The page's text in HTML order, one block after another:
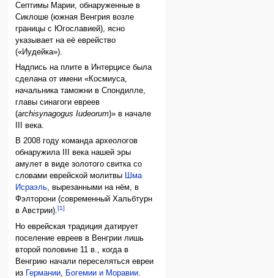
Септимы Марии, обнаруженные в
Сиклоше (южная Венгрия возле
границы с Югославией), ясно
указывает на её еврейство
(«Иудейка»).
Надпись на плите в Интерцисе была
сделана от имени «Космиуса,
начальника таможни в Спондилле,
главы синагоги евреев
(archisynagogus Iudeorum)» в начале
III века.
В 2008 году команда археологов
обнаружила III века нашей эры
амулет в виде золотого свитка со
словами еврейской молитвы Шма
Исраэль, вырезанными на нём, в
Фэлторони (современный Хальбтурн
в Австрии).[1]
Но еврейская традиция датирует
поселение евреев в Венгрии лишь
второй половине 11 в., когда в
Венгрию начали переселяться евреи
из Германии, Богемии и Моравии.